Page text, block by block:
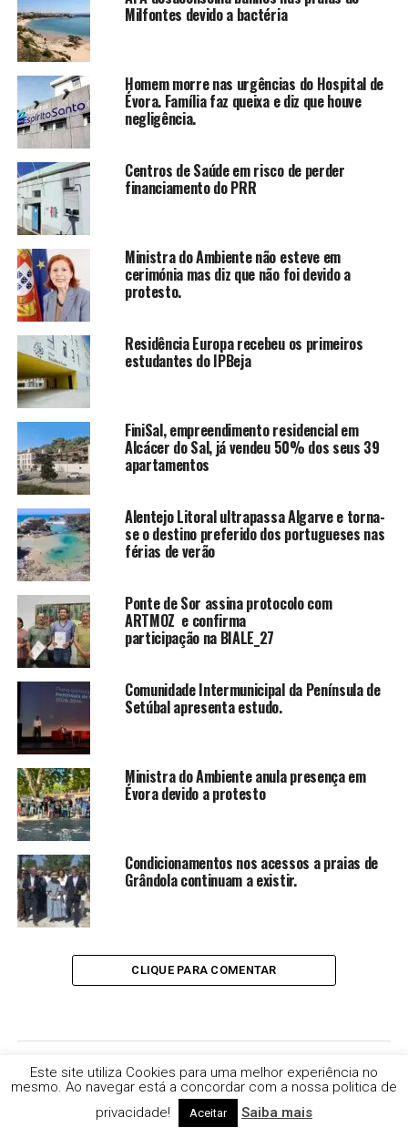
Milfontes devido a bactéria
Homem morre nas urgências do Hospital de
Évora. Família faz queixa e diz que houve
negligência.
Centros de Saúde em risco de perder
financiamento do PRR
Ministra do Ambiente não esteve em
cerimónia mas diz que não foi devido a
protesto.
Residência Europa recebeu os primeiros
estudantes do IPBeja
FiniSal, empreendimento residencial em
Alcácer do Sal, já vendeu 50% dos seus 39
apartamentos
Alentejo Litoral ultrapassa Algarve e torna-
se o destino preferido dos portugueses nas
férias de verão
Ponte de Sor assina protocolo com
ARTMOZ e confirma
participação na BIALE_27
Comunidade Intermunicipal da Península de
Setúbal apresenta estudo.
Ministra do Ambiente anula presença em
Évora devido a protesto
Condicionamentos nos acessos a praias de
Grândola continuam a existir.
CLIQUE PARA COMENTAR
NACIONAL
14% da população portuguesa são
Este site utiliza Cookies para uma melhor experiência no
mesmo. Ao navegar está a concordar com a nossa politica de
privacidade!
Aceitar Saiba mais